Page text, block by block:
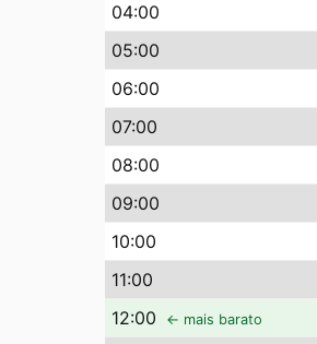
04:00
05:00
06:00
07:00
08:00
09:00
10:00
11:00
12:00 ← mais barato